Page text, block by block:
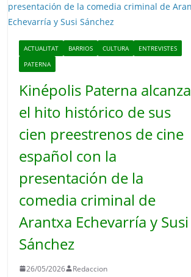
ACTUALITAT BARRIOS CULTURA
ENTREVISTES
PATERNA
Kinépolis Paterna alcanza
el hito histórico de sus
cien preestrenos de cine
español con la
presentación de la
comedia criminal de
Arantxa Echevarría y Susi
Sánchez
26/05/2026 Redaccion